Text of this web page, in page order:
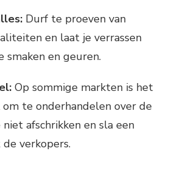
Durf te proeven van
en laat je verrassen
smaken en geuren.
Op sommige markten is het
te onderhandelen over de
niet afschrikken en sla een
verkopers.